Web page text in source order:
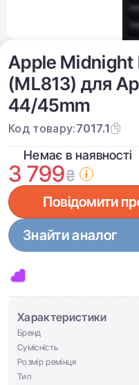
Apple Midnight
(ML813) для
44/45mm
Код товару:7017.1
Немає в наявності
3 799₴
Повідомити
Знайти аналог
Характеристики
Бренд
Сумісність
Розмір ремінця
Тип